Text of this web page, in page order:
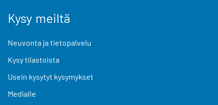
Kysy meiltä
Neuvonta ja tietopalvelu
Kysy tilastoista
Usein kysytyt kysymykset
Medialle